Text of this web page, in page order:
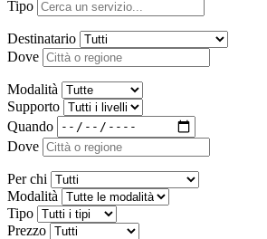
Tipo
Destinatario
Dove
Modalità
Supporto
Quando
Dove
Per chi
Modalità
Tipo
Prezzo